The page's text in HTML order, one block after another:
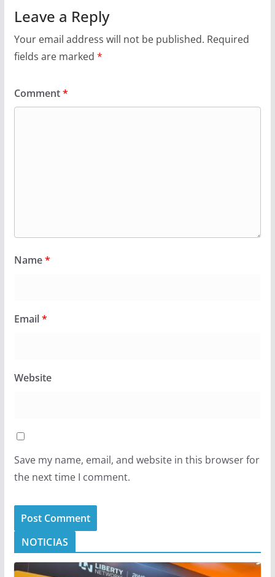
Leave a Reply
Your email address will not be published. Required
fields are marked *
Comment*
Name*
Email*
Website
Save my name, email, and website in this browser for
the next time I comment.
NOTICIAS